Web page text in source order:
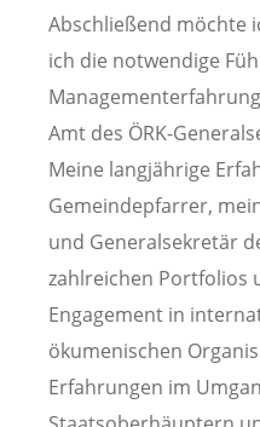
Abschließend möchte
ich die notwendige
Amt des ÖRK-
Meine langjährige
Gemeindepfarrer,
und Generalsekretär
zahlreichen Portfolios
Engagement in
ökumenischen
Erfahrungen im